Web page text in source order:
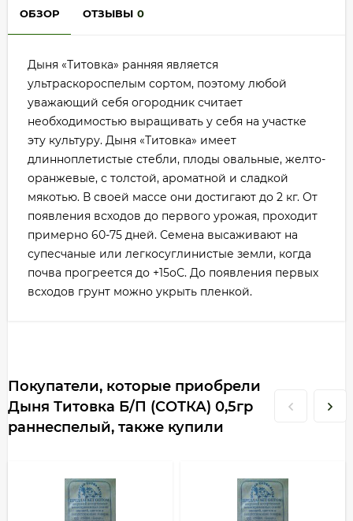
ОБЗОР ОТЗЫВЫ 0
Дыня «Титовка» ранняя является
ультраскороспелым сортом, поэтому любой
уважающий себя огородник считает
необходимостью выращивать у себя на участке
эту культуру. Дыня «Титовка» имеет
длинноплетистые стебли, плоды овальные, желто-
оранжевые, с толстой, ароматной и сладкой
мякотью. В своей массе они достигают до 2 кг. От
появления всходов до первого урожая, проходит
примерно 60-75 дней. Семена высаживают на
супесчаные или легкосуглинистые земли, когда
почва прогреется до +15оС. До появления первых
всходов грунт можно укрыть пленкой.
Покупатели, которые приобрели
Дыня Титовка Б/П (СОТКА) 0,5гр
раннеспелый, также купили